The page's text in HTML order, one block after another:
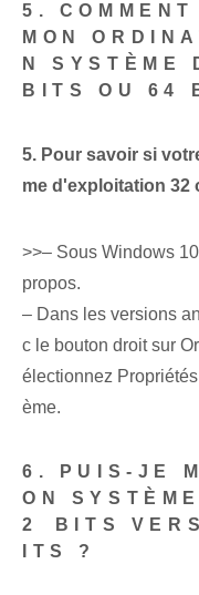
5.
MON
N SYSTÈME
BITS OU 64
5. Pour savoir si
me d'exploitation 32
>>– Sous Windows
propos.
– Dans les versions
c le bouton droit sur
électionnez
ème.
6. PUIS-JE
ON
2⁤ BITS
ITS ?